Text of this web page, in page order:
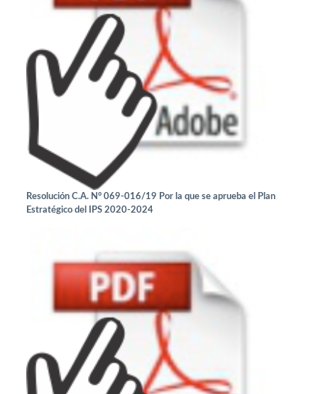
Resolución C.A. N° 069-016/19 Por la que se aprueba el Plan
Estratégico del IPS 2020-2024